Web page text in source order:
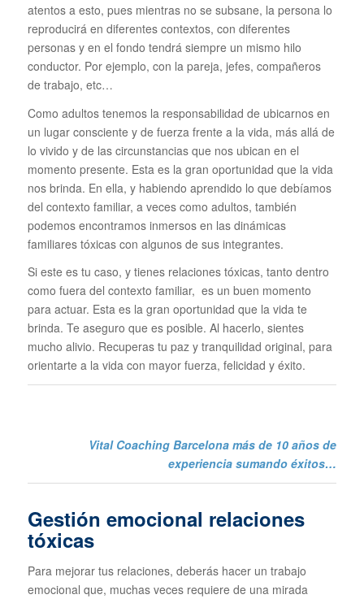
atentos a esto, pues mientras no se subsane, la persona lo
reproducirá en diferentes contextos, con diferentes
personas y en el fondo tendrá siempre un mismo hilo
conductor. Por ejemplo, con la pareja, jefes, compañeros
de trabajo, etc…
Como adultos tenemos la responsabilidad de ubicarnos en
un lugar consciente y de fuerza frente a la vida, más allá de
lo vivido y de las circunstancias que nos ubican en el
momento presente. Esta es la gran oportunidad que la vida
nos brinda. En ella, y habiendo aprendido lo que debíamos
del contexto familiar, a veces como adultos, también
podemos encontramos inmersos en las dinámicas
familiares tóxicas con algunos de sus integrantes.
Si este es tu caso, y tienes relaciones tóxicas, tanto dentro
como fuera del contexto familiar, es un buen momento
para actuar. Esta es la gran oportunidad que la vida te
brinda. Te aseguro que es posible. Al hacerlo, sientes
mucho alivio. Recuperas tu paz y tranquilidad original, para
orientarte a la vida con mayor fuerza, felicidad y éxito.
Vital Coaching Barcelona más de 10 años de
experiencia sumando éxitos…
Gestión emocional relaciones
tóxicas
Para mejorar tus relaciones, deberás hacer un trabajo
emocional que, muchas veces requiere de una mirada